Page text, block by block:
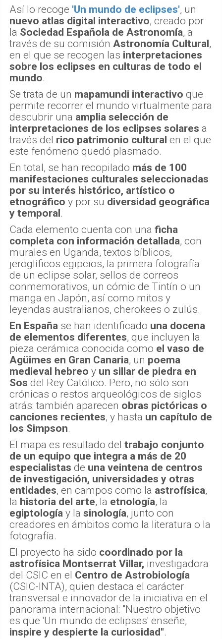
Así lo recoge 'Un mundo de eclipses', un
nuevo atlas digital interactivo, creado por
la Sociedad Española de Astronomía, a
través de su comisión Astronomía Cultural,
en el que se recogen las interpretaciones
sobre los eclipses en culturas de todo el
mundo.
Se trata de un mapamundi interactivo que
permite recorrer el mundo virtualmente para
descubrir una amplia selección de
interpretaciones de los eclipses solares a
través del rico patrimonio cultural en el que
este fenómeno quedó plasmado.
En total, se han recopilado más de 100
manifestaciones culturales seleccionadas
por su interés histórico, artístico o
etnográfico y por su diversidad geográfica
y temporal.
Cada elemento cuenta con una ficha
completa con información detallada, con
murales en Uganda, textos bíblicos,
jeroglíficos egipcios, la primera fotografía
de un eclipse solar, sellos de correos
conmemorativos, un cómic de Tintín o un
manga en Japón, así como mitos y
leyendas australianos, cherokees o zulús.
En España se han identificado una docena
de elementos diferentes, que incluyen la
pieza cerámica conocida como el vaso de
Agüimes en Gran Canaria, un poema
medieval hebreo y un sillar de piedra en
Sos del Rey Católico. Pero, no sólo son
crónicas o restos arqueológicos de siglos
atrás: también aparecen obras pictóricas o
canciones recientes, y hasta un capítulo de
los Simpson.
El mapa es resultado del trabajo conjunto
de un equipo que integra a más de 20
especialistas de una veintena de centros
de investigación, universidades y otras
entidades, en campos como la astrofísica,
la historia del arte, la etnología, la
egiptología y la sinología, junto con
creadores en ámbitos como la literatura o la
fotografía.
El proyecto ha sido coordinado por la
astrofísica Montserrat Villar, investigadora
del CSIC en el Centro de Astrobiología
(CSIC-INTA), quien destaca el carácter
transversal e innovador de la iniciativa en el
panorama internacional: "Nuestro objetivo
es que 'Un mundo de eclipses' enseñe,
inspire y despierte la curiosidad".